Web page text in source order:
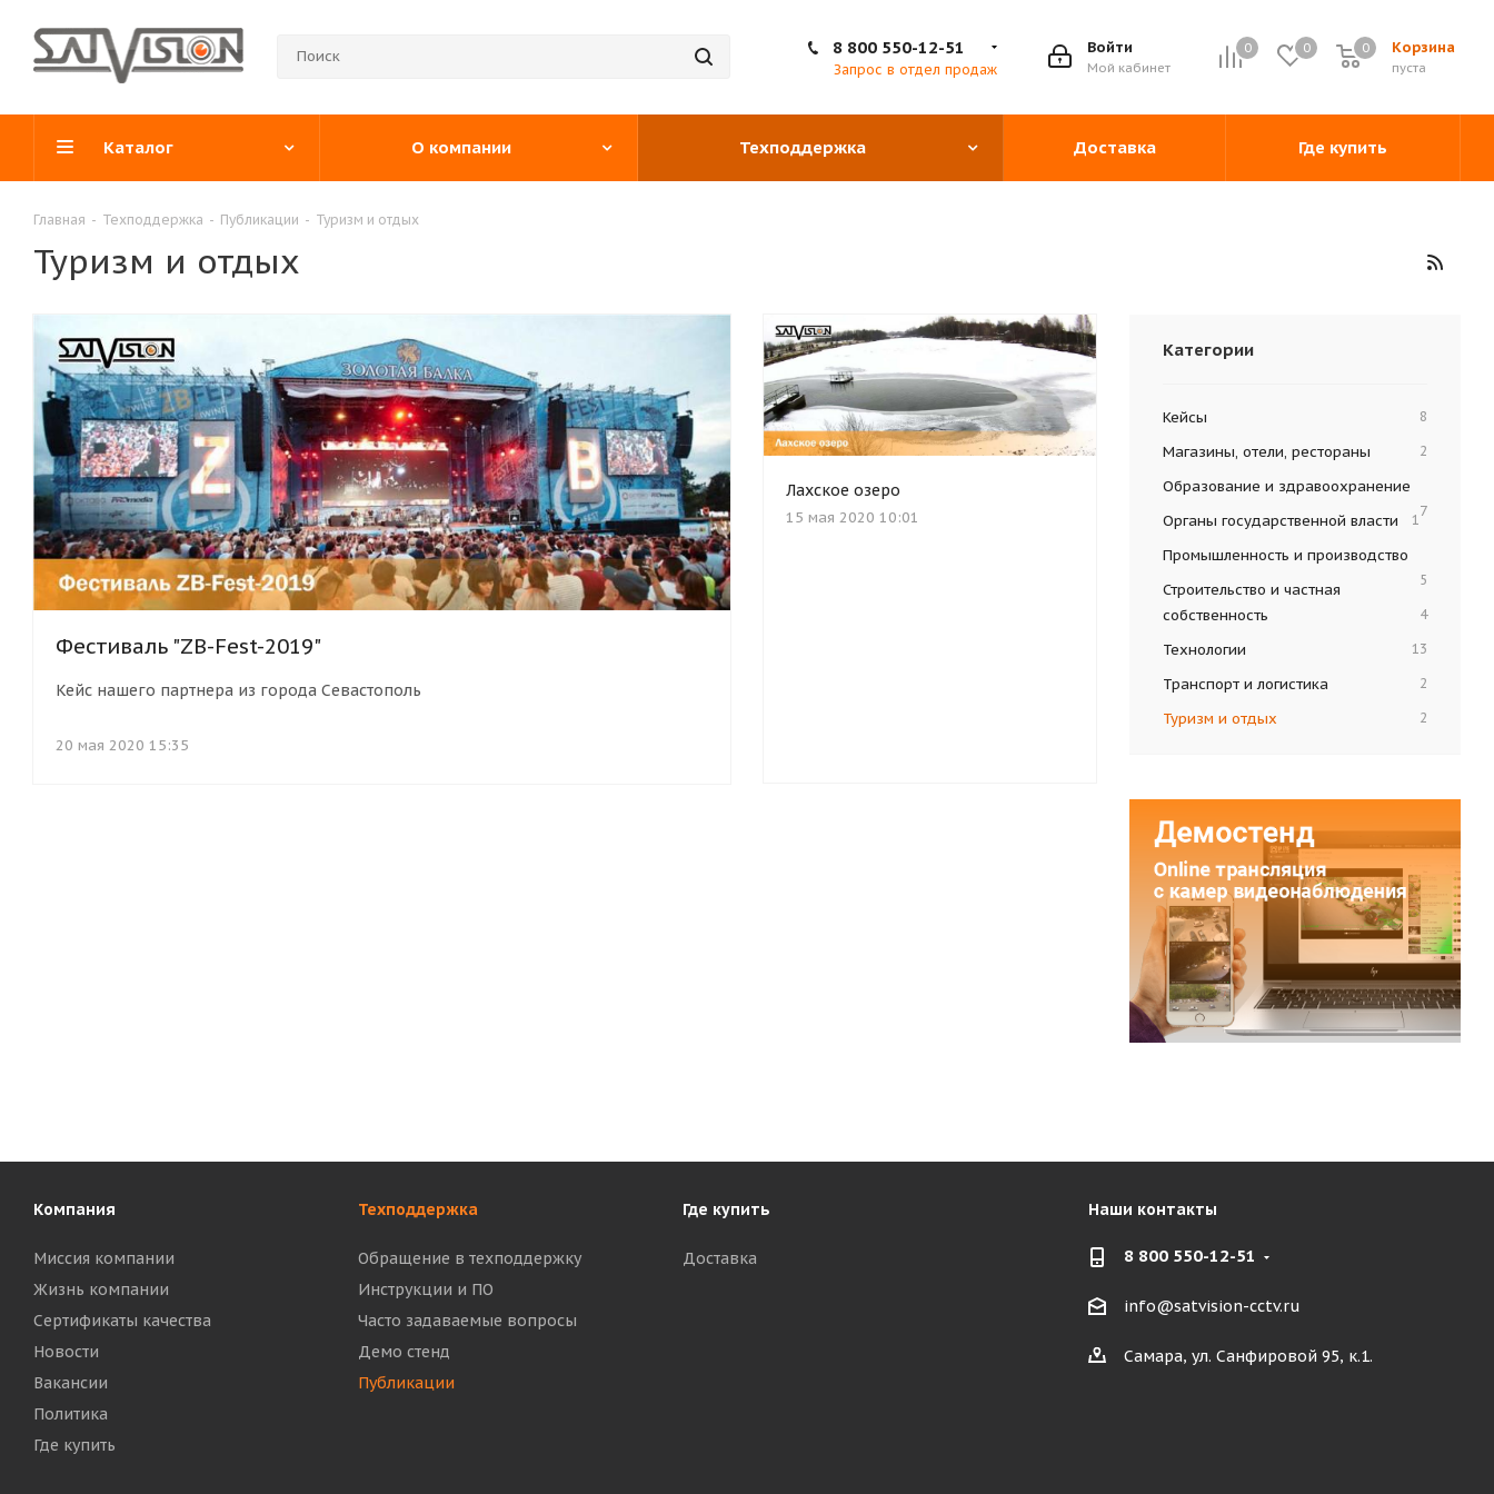
0 0 Корзина
0
пуста
0
Войти
Мой кабинет
8 800 550-12-51
Запрос в отдел продаж
Каталог О компании Техподдержка Доставка Где купить
Главная - Техподдержка - Публикации - Туризм и отдых
Туризм и отдых
Фестиваль "ZB-Fest-2019"
Кейс нашего партнера из города Севастополь
20 мая 2020 15:35
Лахское озеро
15 мая 2020 10:01
Категории
Кейсы 8
Магазины, отели, рестораны 2
Образование и здравоохранение
7
Органы государственной власти 1
Промышленность и производство
5
Строительство и частная
собственность
4
Технологии 13
Транспорт и логистика 2
Туризм и отдых 2
Компания
Миссия компании
Жизнь компании
Сертификаты качества
Новости
Вакансии
Политика
Где купить
Техподдержка
Обращение в техподдержку
Инструкции и ПО
Часто задаваемые вопросы
Демо стенд
Публикации
Где купить
Доставка
Наши контакты
8 800 550-12-51
info@satvision-cctv.ru
Самара, ул. Санфировой 95, к.1.